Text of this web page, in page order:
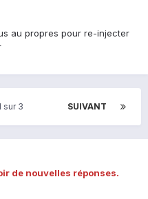
au propres pour re-injecter
SUIVANT
sur 3
de nouvelles réponses.